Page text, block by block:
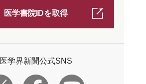
医学書院IDを取得
医学界新聞公式SNS